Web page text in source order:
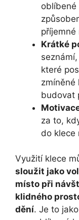
oblíbené
příjemné
Krátké
které
zmíněné
budovat
za to,
do klece
Využití klece
sloužit jako
místo při
klidného
dění. Je to